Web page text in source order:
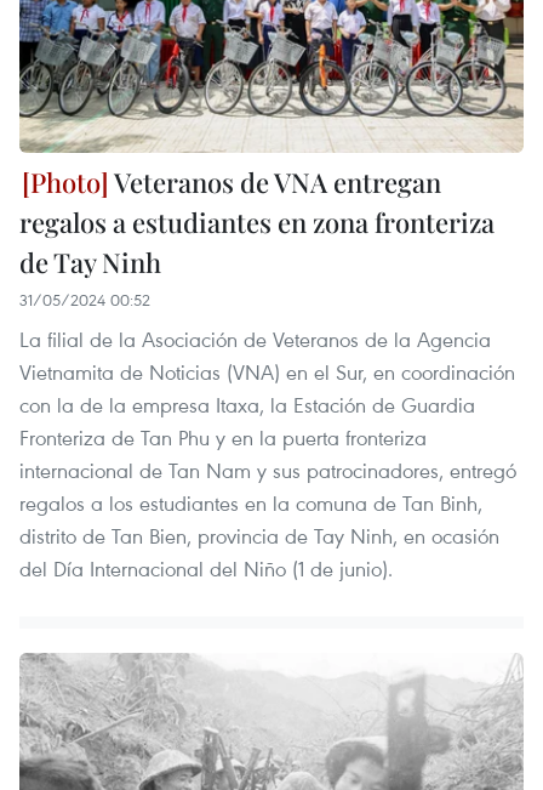
Veteranos de VNA entregan
regalos a estudiantes en zona fronteriza
de Tay Ninh
31/05/2024 00:52
La filial de la Asociación de Veteranos de la Agencia
Vietnamita de Noticias (VNA) en el Sur, en coordinación
con la de la empresa Itaxa, la Estación de Guardia
Fronteriza de Tan Phu y en la puerta fronteriza
internacional de Tan Nam y sus patrocinadores, entregó
regalos a los estudiantes en la comuna de Tan Binh,
distrito de Tan Bien, provincia de Tay Ninh, en ocasión
del Día Internacional del Niño (1 de junio).